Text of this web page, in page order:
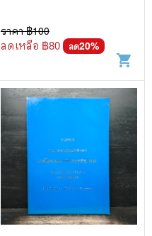
ราคา ฿100
ลดเหลือ ฿80 ลด20%
shopping_cart